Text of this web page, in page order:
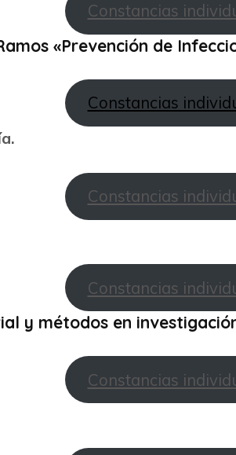
Constancias
«Prevención de
Constancias
Constancias
Constancias
y métodos en
Constancias